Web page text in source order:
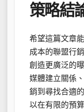
策略結
希望這篇文章
成本的聯盟行
創造更廣泛的
媒體建立關係
銷到尋找合適
以在有限的預